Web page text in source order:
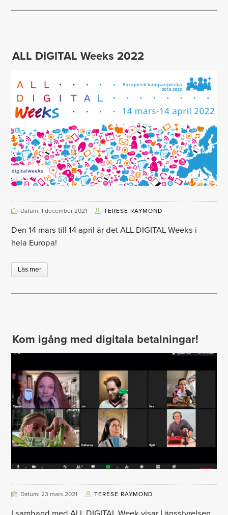
ALL DIGITAL Weeks 2022
Datum: 1 december 2021 TERESE RAYMOND
Den 14 mars till 14 april är det ALL DIGITAL Weeks i
hela Europa!
Läs mer
Kom igång med digitala betalningar!
Datum: 23 mars 2021 TERESE RAYMOND